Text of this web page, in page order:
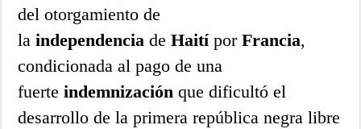
del otorgamiento de
laindependencia deHaitíporFrancia,
condicionada al pago de una
fuerteindemnización que dificultó el
desarrollo de la primera república negra libre